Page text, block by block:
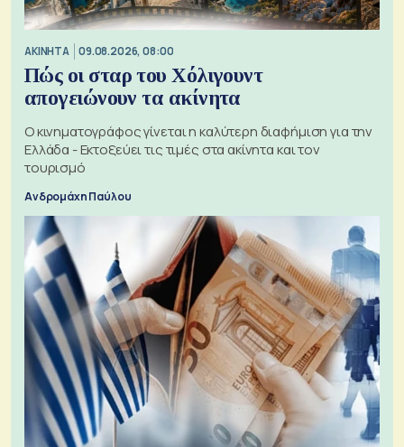
ΑΚΙΝΗΤΑ 09.08.2026, 08:00
Πώς οι σταρ του Χόλιγουντ
απογειώνουν τα ακίνητα
Ο κινηματογράφος γίνεται η καλύτερη διαφήμιση για την
Ελλάδα - Εκτοξεύει τις τιμές στα ακίνητα και τον
τουρισμό
Ανδρομάχη Παύλου